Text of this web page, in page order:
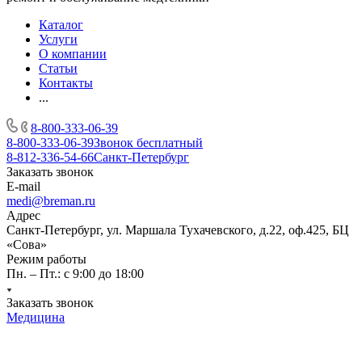
Каталог
Услуги
О компании
Статьи
Контакты
...
8-800-333-06-39
8-800-333-06-39Звонок бесплатный
8-812-336-54-66Санкт-Петербург
Заказать звонок
E-mail
medi@breman.ru
Адрес
Санкт-Петербург, ул. Маршала Тухачевского, д.22, оф.425, БЦ
«Сова»
Режим работы
Пн. – Пт.: с 9:00 до 18:00
Заказать звонок
Медицина